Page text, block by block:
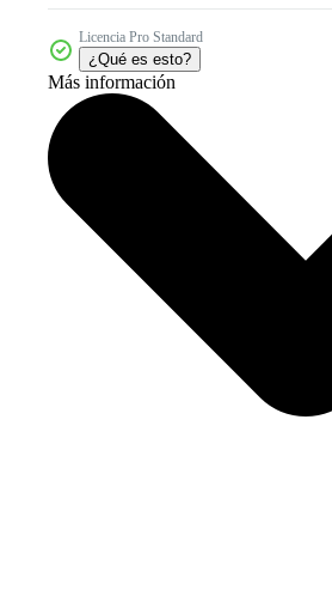
Licencia Pro Standard
¿Qué es esto?
Más información